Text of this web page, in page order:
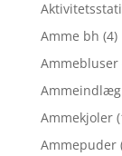
Amme bh (4)
Ammebluser
Ammeindlæg
Ammekjoler
Ammepuder